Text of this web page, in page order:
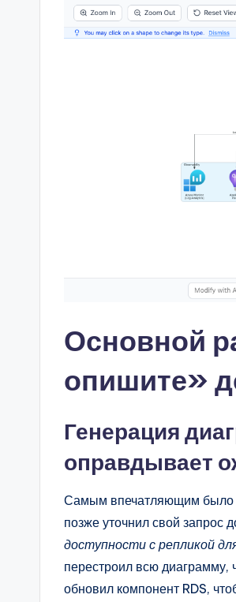
Основной
опишите»
Генерация
оправдывает
Самым впечатляющим было
позже уточнил свой запрос
доступности с репликой
перестроил всю диаграмму,
обновил компонент RDS,